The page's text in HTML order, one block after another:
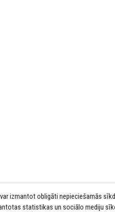
izmantot obligāti nepieciešamās
statistikas un sociālo mediju